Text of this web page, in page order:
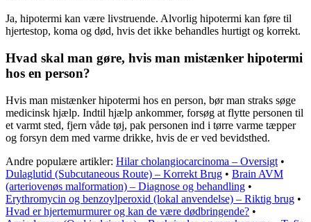
Ja, hipotermi kan være livstruende. Alvorlig hipotermi kan føre til
hjertestop, koma og død, hvis det ikke behandles hurtigt og korrekt.
Hvad skal man gøre, hvis man mistænker hipotermi
hos en person?
Hvis man mistænker hipotermi hos en person, bør man straks søge
medicinsk hjælp. Indtil hjælp ankommer, forsøg at flytte personen til
et varmt sted, fjern våde tøj, pak personen ind i tørre varme tæpper
og forsyn dem med varme drikke, hvis de er ved bevidsthed.
Andre populære artikler: Hilar cholangiocarcinoma – Oversigt •
Dulaglutid (Subcutaneous Route) – Korrekt Brug • Brain AVM
(arteriovenøs malformation) – Diagnose og behandling •
Erythromycin og benzoylperoxid (lokal anvendelse) – Riktig brug •
Hvad er hjertemurmurer og kan de være dødbringende? •